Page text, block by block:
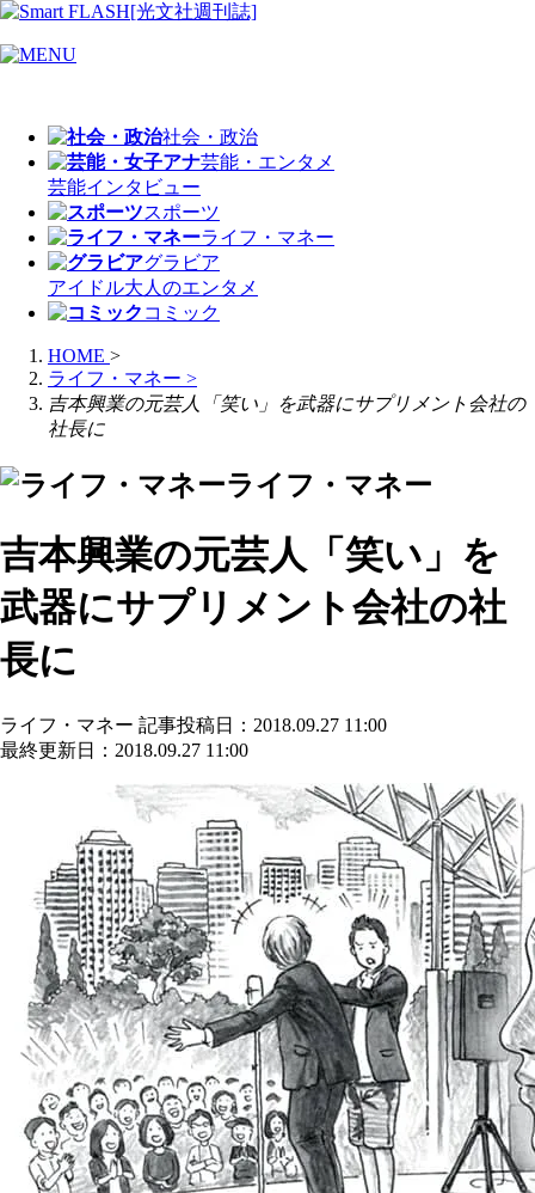
社会・政治
芸能・エンタメ
芸能インタビュー
スポーツ
ライフ・マネー
グラビア
アイドル大人のエンタメ
コミック
HOME >
ライフ・マネー >
吉本興業の元芸人「笑い」を武器にサプリメント会社の
社長に
ライフ・マネー
吉本興業の元芸人「笑い」を
武器にサプリメント会社の社
長に
ライフ・マネー 記事投稿日：2018.09.27 11:00
最終更新日：2018.09.27 11:00